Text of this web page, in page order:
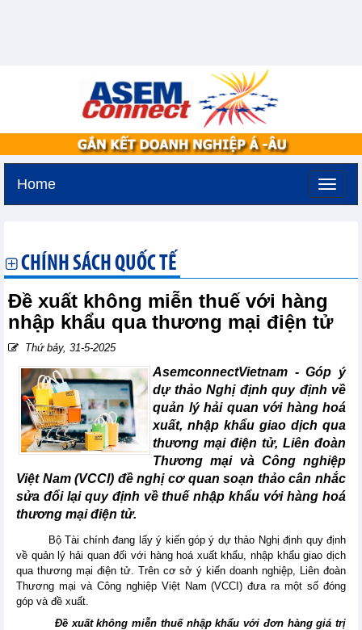
Home
CHÍNH SÁCH QUỐC TẾ
Đề xuất không miễn thuế với hàng
nhập khẩu qua thương mại điện tử
Thứ bảy, 31-5-2025
AsemconnectVietnam -Góp ý
dự thảo Nghị định quy định về
quản lý hải quan với hàng hoá
xuất, nhập khẩu giao dịch qua
thương mại điện tử, Liên đoàn
Thương mại và Công nghiệp
Việt Nam (VCCI) đề nghị cơ quan soạn thảo cân nhắc
sửa đổi lại quy định về thuế nhập khẩu với hàng hoá
thương mại điện tử.
Bộ Tài chính đang lấy ý kiến góp ý dự thảo Nghị định quy định
về quản lý hải quan đối với hàng hoá xuất khẩu, nhập khẩu giao dịch
qua thương mại điện tử. Trên cơ sở ý kiến doanh nghiệp, Liên đoàn
Thương mại và Công nghiệp Việt Nam (VCCI) đưa ra một số đóng
góp và đề xuất.
Đề xuất không miễn thuế nhập khẩu với đơn hàng giá trị